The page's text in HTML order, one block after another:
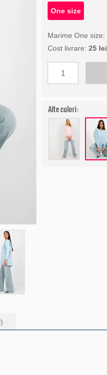
One size
Marime One size:
Cost livrare: 25 lei
Alte culori: